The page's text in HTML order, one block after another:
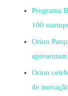
Programa
100
Orion
Orion
de